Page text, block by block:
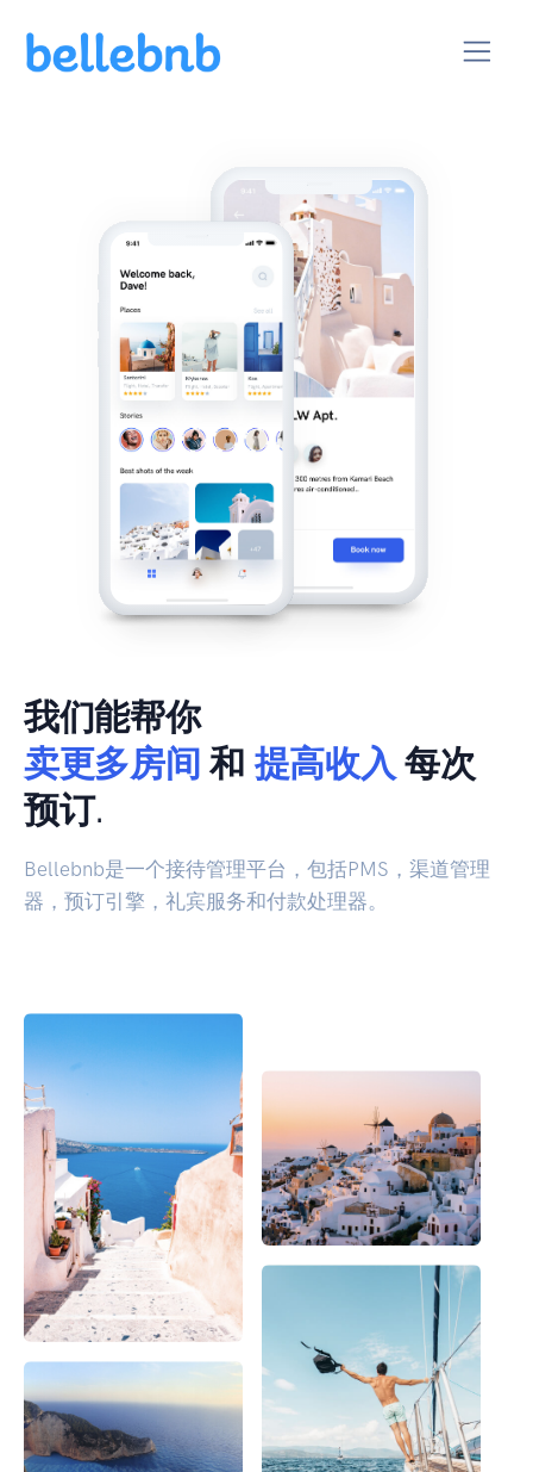
我们能帮你
卖更多房间 和提高收入每次
预订.
Bellebnb是一个接待管理平台，包括PMS，渠道管理
器，预订引擎，礼宾服务和付款处理器。